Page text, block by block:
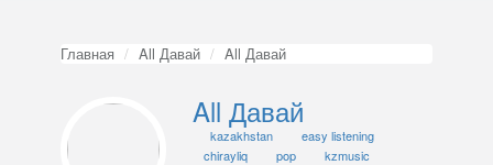
Главная All Давай All Давай
All Давай
kazakhstan
easy listening
chirayliq
pop kzmusic